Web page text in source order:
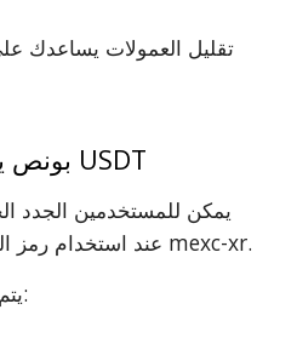
تقليل العمولات يساعدك
2️⃣ بونص يصل إلى 10,000 USDT
يمكن للمستخدمين الجدد
إلى 10,000 USDT عند استخدام رمز الإحالة mexc-xr.
يتم توزيع المكافآت بناءً على: